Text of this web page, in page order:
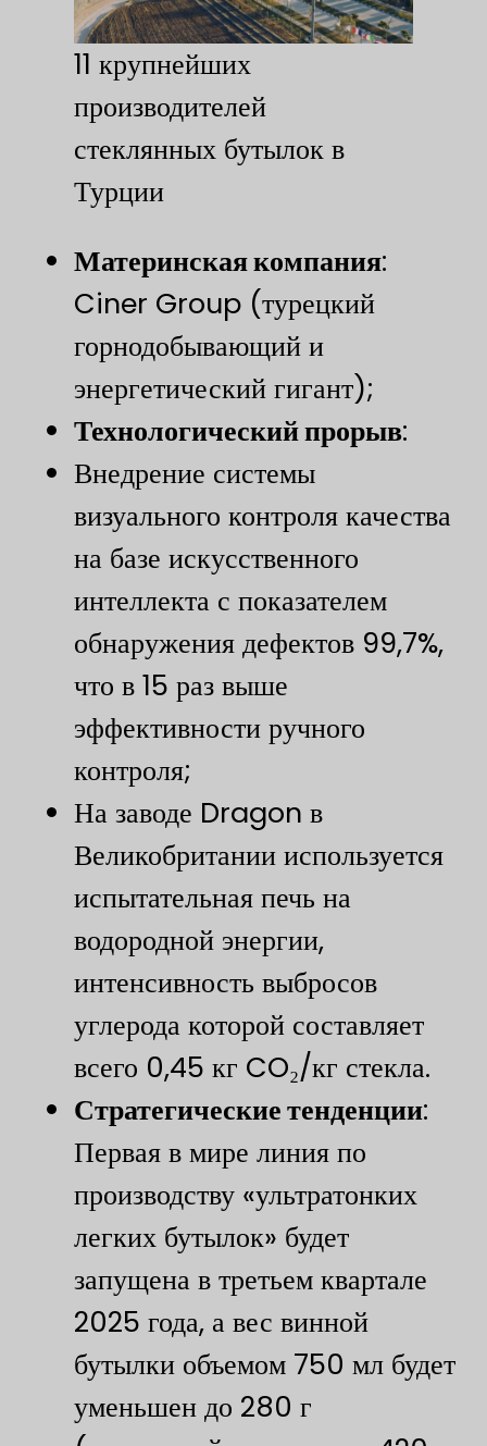
11 крупнейших
производителей
стеклянных бутылок в
Турции
Материнская компания​:
Ciner Group (турецкий
горнодобывающий и
энергетический гигант);
​Технологический прорыв​​:
Внедрение системы
визуального контроля качества
на базе искусственного
интеллекта с показателем
обнаружения дефектов 99,7%,
что в 15 раз выше
эффективности ручного
контроля;
На заводе Dragon в
Великобритании используется
испытательная печь на
водородной энергии,
интенсивность выбросов
углерода которой составляет
всего 0,45 кг CO₂/кг стекла.
​Стратегические тенденции​​:
Первая в мире линия по
производству «ультратонких
легких бутылок» будет
запущена в третьем квартале
2025 года, а вес винной
бутылки объемом 750 мл будет
уменьшен до 280 г